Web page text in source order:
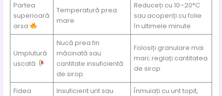
Partea
superioară
arsa
Temperatură prea
mare
Reduceți cu 10–20°C
sau acoperiți cu folie
în ultimele minute
Umplutură
uscată
Nucă prea fin
măcinată sau
cantitate insuficientă
de sirop
Folosiți granulare mai
mari; reglați cantitatea
de sirop
Fidea
Insuficient unt sau
Înmuiați cu unt topit,